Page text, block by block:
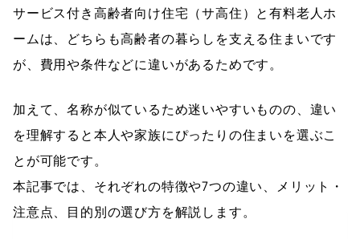
サービス付き高齢者向け住宅（サ高住）と有料老人ホ
ームは、どちらも高齢者の暮らしを支える住まいです
が、費用や条件などに違いがあるためです。
加えて、名称が似ているため迷いやすいものの、違い
を理解すると本人や家族にぴったりの住まいを選ぶこ
とが可能です。
本記事では、それぞれの特徴や7つの違い、メリット・
注意点、目的別の選び方を解説します。